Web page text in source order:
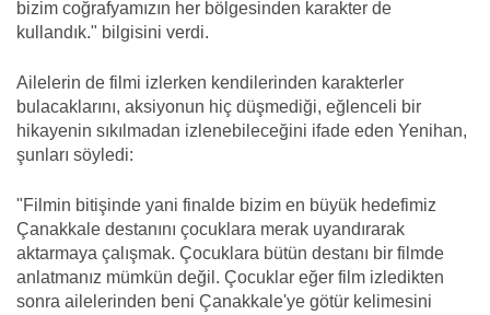
bizim coğrafyamızın her bölgesinden karakter de
kullandık." bilgisini verdi.
Ailelerin de filmi izlerken kendilerinden karakterler
bulacaklarını, aksiyonun hiç düşmediği, eğlenceli bir
hikayenin sıkılmadan izlenebileceğini ifade eden Yenihan,
şunları söyledi:
"Filmin bitişinde yani finalde bizim en büyük hedefimiz
Çanakkale destanını çocuklara merak uyandırarak
aktarmaya çalışmak. Çocuklara bütün destanı bir filmde
anlatmanız mümkün değil. Çocuklar eğer film izledikten
sonra ailelerinden beni Çanakkale'ye götür kelimesini